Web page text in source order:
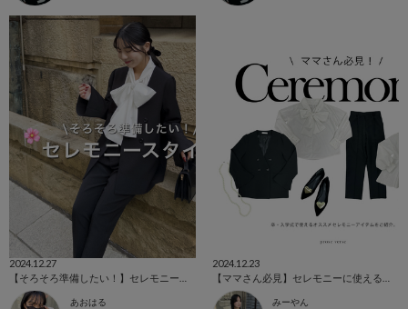
2024.12.27
あおはる
2024.12.23
みーやん